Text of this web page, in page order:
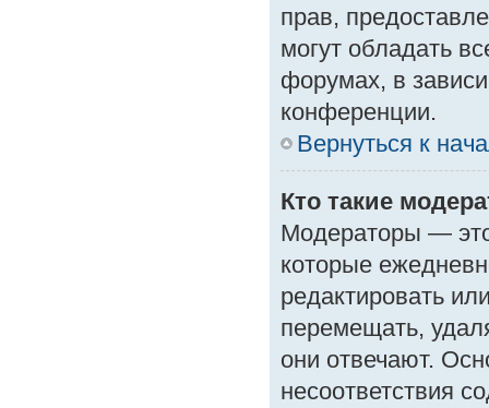
прав,
могут обладать
форумах, в
конференции.
Вернуться к
Кто такие
Модераторы —
которые
редактировать
перемещать,
они отвечают.
несоответствия